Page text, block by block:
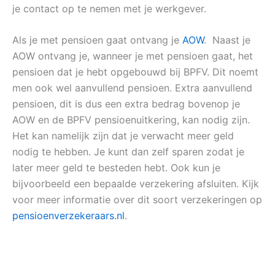
je contact op te nemen met je werkgever.
Als je met pensioen gaat ontvang je AOW. Naast je
AOW ontvang je, wanneer je met pensioen gaat, het
pensioen dat je hebt opgebouwd bij BPFV. Dit noemt
men ook wel aanvullend pensioen. Extra aanvullend
pensioen, dit is dus een extra bedrag bovenop je
AOW en de BPFV pensioenuitkering, kan nodig zijn.
Het kan namelijk zijn dat je verwacht meer geld
nodig te hebben. Je kunt dan zelf sparen zodat je
later meer geld te besteden hebt. Ook kun je
bijvoorbeeld een bepaalde verzekering afsluiten. Kijk
voor meer informatie over dit soort verzekeringen op
pensioenverzekeraars.nl.